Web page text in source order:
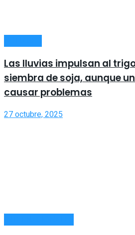
Las lluvias impulsan al
siembra de soja, aunque
causar problemas
27 octubre, 2025